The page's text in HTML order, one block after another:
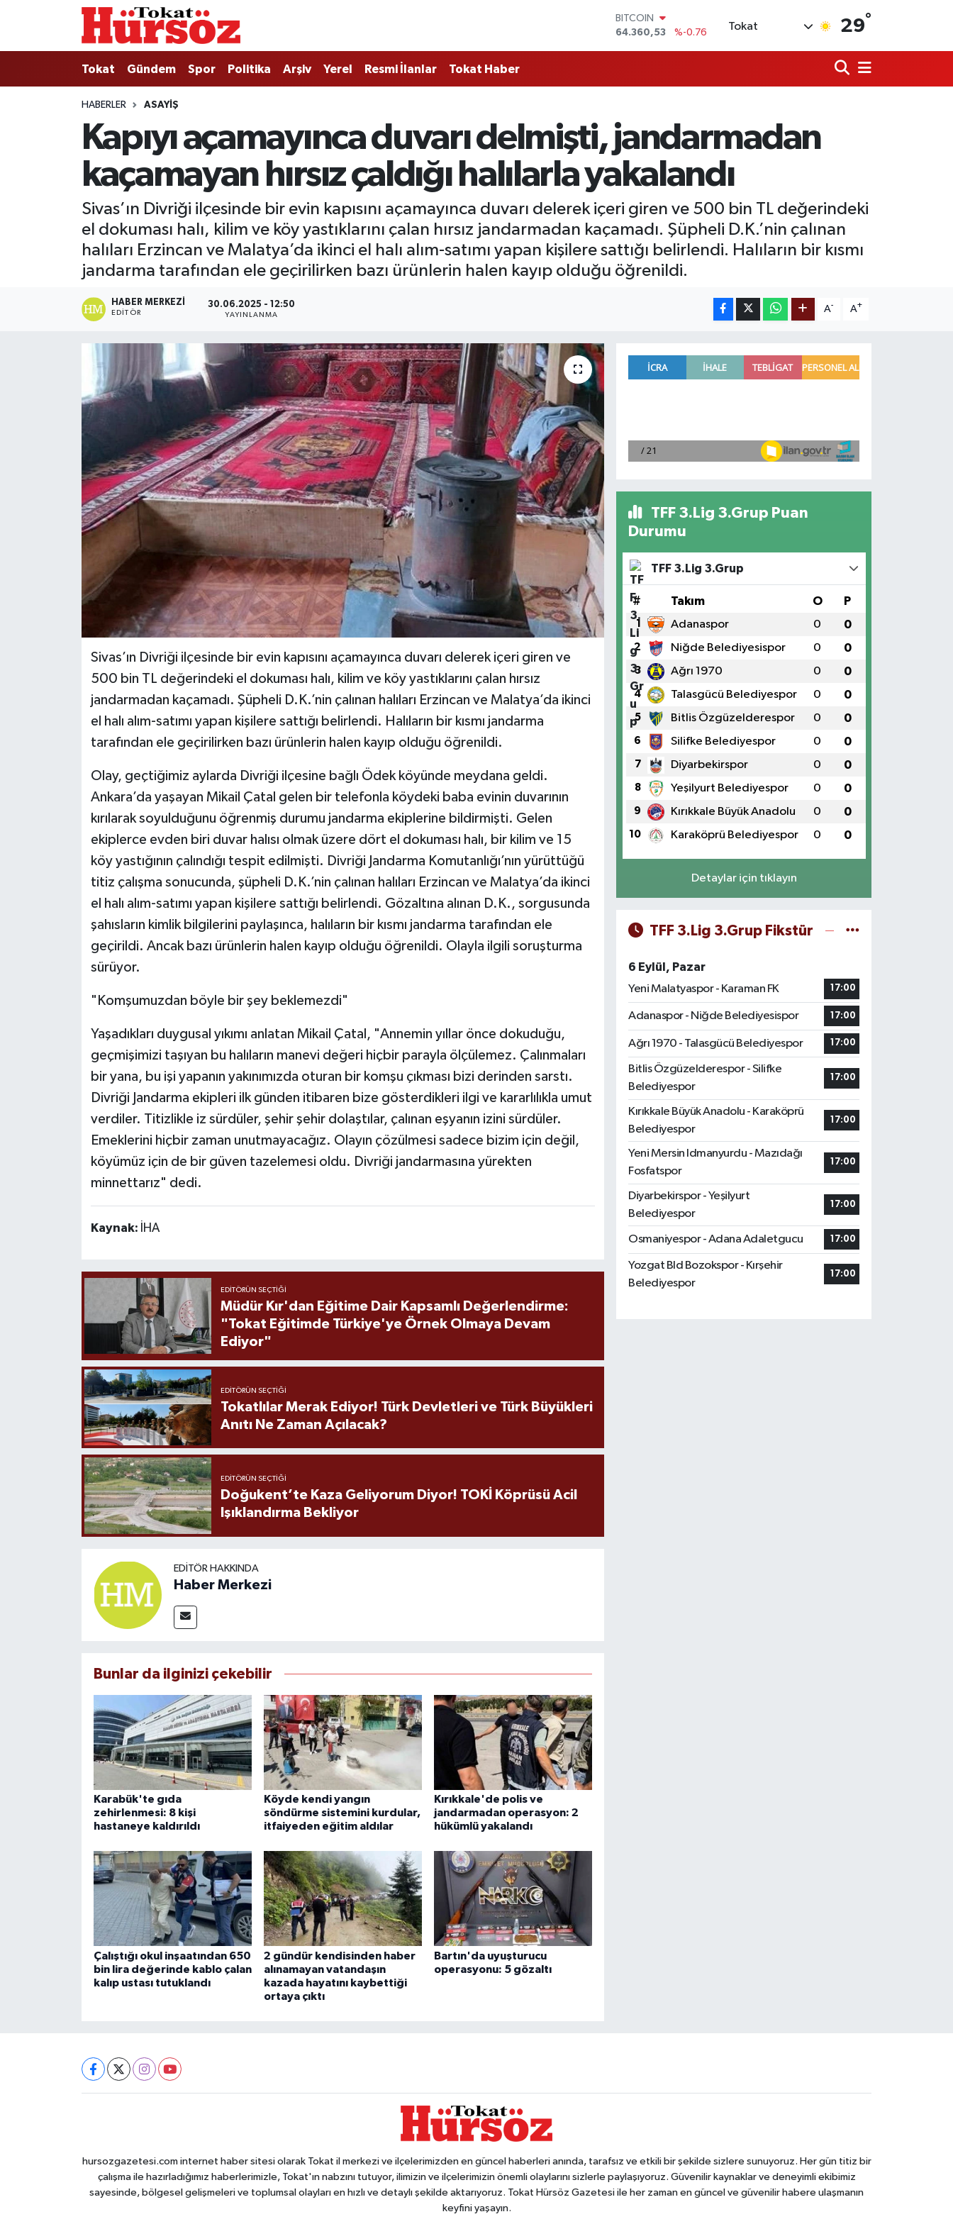
BITCOIN
64.360,53
%-0.76
55,0265
%0.01
GRAM ALTIN
6574.81
%1.44
BİST100
13.887
%64
Tokat 29°
Tokat Gündem Spor Politika Arşiv Yerel Resmi İlanlar Tokat Haber
HABERLER ASAYIŞ
Kapıyı açamayınca duvarı delmişti, jandarmadan
kaçamayan hırsız çaldığı halılarla yakalandı
Sivas’ın Divriği ilçesinde bir evin kapısını açamayınca duvarı delerek içeri giren ve 500 bin TL değerindeki
el dokuması halı, kilim ve köy yastıklarını çalan hırsız jandarmadan kaçamadı. Şüpheli D.K.’nin çalınan
halıları Erzincan ve Malatya’da ikinci el halı alım-satımı yapan kişilere sattığı belirlendi. Halıların bir kısmı
jandarma tarafından ele geçirilirken bazı ürünlerin halen kayıp olduğu öğrenildi.
HABER MERKEZI
EDITÖR
30.06.2025 - 12:50
YAYINLANMA
A- A+
Sivas’ın Divriği ilçesinde bir evin kapısını açamayınca duvarı delerek içeri giren ve
500 bin TL değerindeki el dokuması halı, kilim ve köy yastıklarını çalan hırsız
jandarmadan kaçamadı. Şüpheli D.K.’nin çalınan halıları Erzincan ve Malatya’da ikinci
el halı alım-satımı yapan kişilere sattığı belirlendi. Halıların bir kısmı jandarma
tarafından ele geçirilirken bazı ürünlerin halen kayıp olduğu öğrenildi.
Olay, geçtiğimiz aylarda Divriği ilçesine bağlı Ödek köyünde meydana geldi.
Ankara’da yaşayan Mikail Çatal gelen bir telefonla köydeki baba evinin duvarının
kırılarak soyulduğunu öğrenmiş durumu jandarma ekiplerine bildirmişti. Gelen
ekiplerce evden biri duvar halısı olmak üzere dört el dokuması halı, bir kilim ve 15
köy yastığının çalındığı tespit edilmişti. Divriği Jandarma Komutanlığı’nın yürüttüğü
titiz çalışma sonucunda, şüpheli D.K.’nin çalınan halıları Erzincan ve Malatya’da ikinci
el halı alım-satımı yapan kişilere sattığı belirlendi. Gözaltına alınan D.K., sorgusunda
şahısların kimlik bilgilerini paylaşınca, halıların bir kısmı jandarma tarafından ele
geçirildi. Ancak bazı ürünlerin halen kayıp olduğu öğrenildi. Olayla ilgili soruşturma
sürüyor.
"Komşumuzdan böyle bir şey beklemezdi"
Yaşadıkları duygusal yıkımı anlatan Mikail Çatal, "Annemin yıllar önce dokuduğu,
geçmişimizi taşıyan bu halıların manevi değeri hiçbir parayla ölçülemez. Çalınmaları
bir yana, bu işi yapanın yakınımızda oturan bir komşu çıkması bizi derinden sarstı.
Divriği Jandarma ekipleri ilk günden itibaren bize gösterdikleri ilgi ve kararlılıkla umut
verdiler. Titizlikle iz sürdüler, şehir şehir dolaştılar, çalınan eşyanın izini sürdüler.
Emeklerini hiçbir zaman unutmayacağız. Olayın çözülmesi sadece bizim için değil,
köyümüz için de bir güven tazelemesi oldu. Divriği jandarmasına yürekten
minnettarız" dedi.
Kaynak: İHA
EDITÖRÜN SEÇTIĞI
Müdür Kır'dan Eğitime Dair Kapsamlı Değerlendirme:
"Tokat Eğitimde Türkiye'ye Örnek Olmaya Devam
Ediyor"
EDITÖRÜN SEÇTIĞI
Tokatlılar Merak Ediyor! Türk Devletleri ve Türk Büyükleri
Anıtı Ne Zaman Açılacak?
EDITÖRÜN SEÇTIĞI
Doğukent’te Kaza Geliyorum Diyor! TOKİ Köprüsü Acil
Işıklandırma Bekliyor
EDITÖR HAKKINDA
Haber Merkezi
Bunlar da ilginizi çekebilir
Karabük'te gıda
zehirlenmesi: 8 kişi
hastaneye kaldırıldı
Köyde kendi yangın
söndürme sistemini kurdular,
itfaiyeden eğitim aldılar
Kırıkkale'de polis ve
jandarmadan operasyon: 2
hükümlü yakalandı
Çalıştığı okul inşaatından 650
bin lira değerinde kablo çalan
kalıp ustası tutuklandı
2 gündür kendisinden haber
alınamayan vatandaşın
kazada hayatını kaybettiği
ortaya çıktı
Bartın'da uyuşturucu
operasyonu: 5 gözaltı
TFF 3.Lig 3.Grup Puan
Durumu
TFF 3.Lig 3.Grup
# Takım O P
1 Adanaspor 0 0
2 Niğde Belediyesispor 0 0
3 Ağrı 1970 0 0
4 Talasgücü Belediyespor 0 0
5 Bitlis Özgüzelderespor 0 0
6 Silifke Belediyespor 0 0
7 Diyarbekirspor 0 0
8 Yeşilyurt Belediyespor 0 0
9 Kırıkkale Büyük Anadolu 0 0
10 Karaköprü Belediyespor 0 0
Detaylar için tıklayın
TFF 3.Lig 3.Grup Fikstür
6 Eylül, Pazar
Yeni Malatyaspor - Karaman FK
17:00
Adanaspor - Niğde Belediyesispor 17:00
Ağrı 1970 - Talasgücü Belediyespor 17:00
Bitlis Özgüzelderespor - Silifke
Belediyespor
17:00
Kırıkkale Büyük Anadolu - Karaköprü
Belediyespor
17:00
Yeni Mersin Idmanyurdu - Mazıdağı
Fosfatspor
17:00
Diyarbekirspor - Yeşilyurt
Belediyespor
17:00
Osmaniyespor - Adana Adaletgucu 17:00
Yozgat Bld Bozokspor - Kırşehir
Belediyespor
17:00
hursozgazetesi.com internet haber sitesi olarak Tokat il merkezi ve ilçelerimizden en güncel haberleri anında, tarafsız ve etkili bir şekilde sizlere sunuyoruz. Her gün titiz bir
çalışma ile hazırladığımız haberlerimizle, Tokat'ın nabzını tutuyor, ilimizin ve ilçelerimizin önemli olaylarını sizlerle paylaşıyoruz. Güvenilir kaynaklar ve deneyimli ekibimiz
sayesinde, bölgesel gelişmeleri ve toplumsal olayları en hızlı ve detaylı şekilde aktarıyoruz. Tokat Hürsöz Gazetesi ile her zaman en güncel ve güvenilir habere ulaşmanın
keyfini yaşayın.
Tokat
Türkiye Gündemi
Gündem
Politika
Tokat Spor
Tokat Haber
Nöbetçi Eczaneler
Hava Durumu
Tokat Namaz Vakitleri
Trafik Durumu
Tüm Manşetler
Son Dakika Haberleri
Haber Arşivi